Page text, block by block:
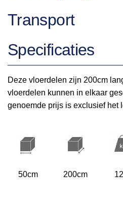
Transport
Specificaties
Deze vloerdelen zijn 200cm
vloerdelen kunnen in elkaar
genoemde prijs is exclusief het
50cm 200cm